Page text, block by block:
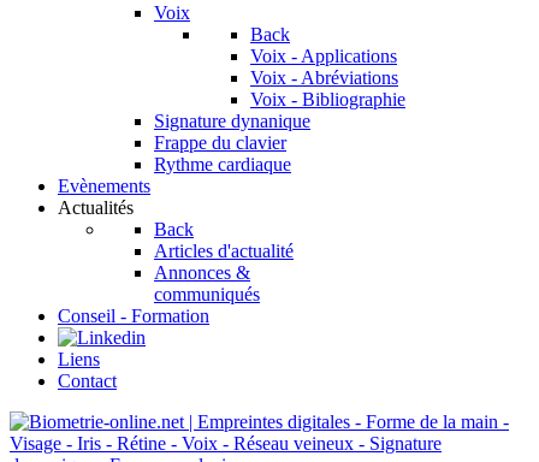
Voix
Back
Voix - Applications
Voix - Abréviations
Voix - Bibliographie
Signature dynanique
Frappe du clavier
Rythme cardiaque
Evènements
Actualités
Back
Articles d'actualité
Annonces &
communiqués
Conseil - Formation
Liens
Contact